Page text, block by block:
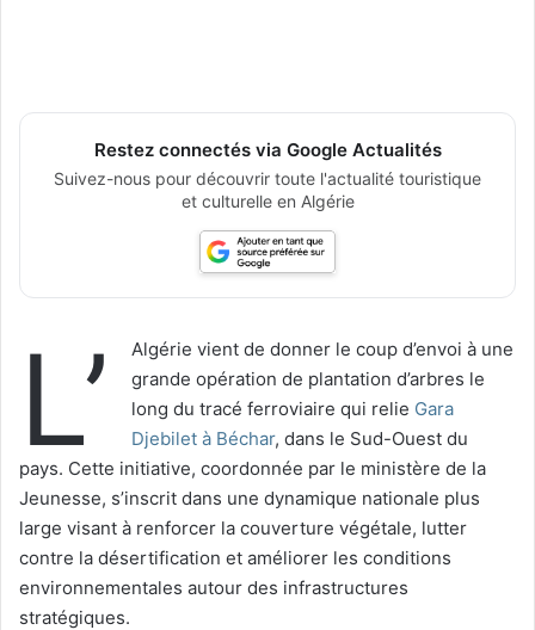
Restez connectés via Google Actualités
Suivez-nous pour découvrir toute l'actualité touristique
et culturelle en Algérie
L’
Algérie vient de donner le coup d’envoi à une
grande opération de plantation d’arbres le
long du tracé ferroviaire qui relie Gara
Djebilet à Béchar, dans le Sud-Ouest du
pays. Cette initiative, coordonnée par le ministère de la
Jeunesse, s’inscrit dans une dynamique nationale plus
large visant à renforcer la couverture végétale, lutter
contre la désertification et améliorer les conditions
environnementales autour des infrastructures
stratégiques.